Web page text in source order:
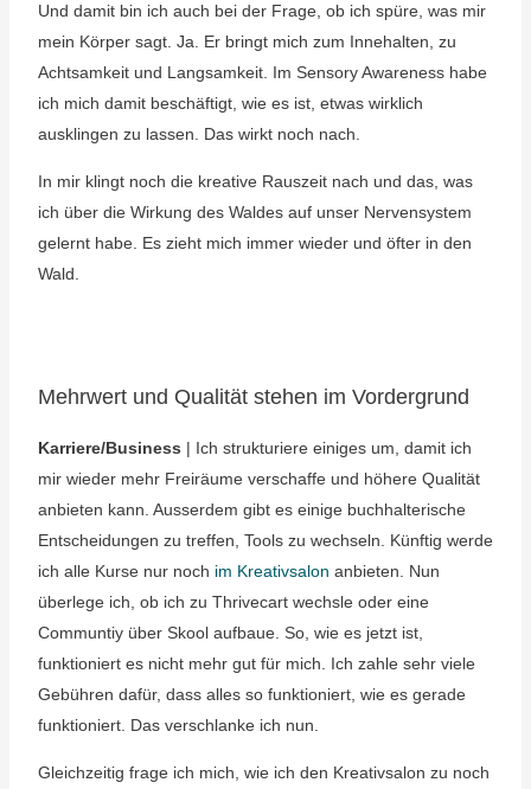
Und damit bin ich auch bei der Frage, ob ich spüre, was mir
mein Körper sagt. Ja. Er bringt mich zum Innehalten, zu
Achtsamkeit und Langsamkeit. Im Sensory Awareness habe
ich mich damit beschäftigt, wie es ist, etwas wirklich
ausklingen zu lassen. Das wirkt noch nach.
In mir klingt noch die kreative Rauszeit nach und das, was
ich über die Wirkung des Waldes auf unser Nervensystem
gelernt habe. Es zieht mich immer wieder und öfter in den
Wald.
Mehrwert und Qualität stehen im Vordergrund
Karriere/Business | Ich strukturiere einiges um, damit ich
mir wieder mehr Freiräume verschaffe und höhere Qualität
anbieten kann. Ausserdem gibt es einige buchhalterische
Entscheidungen zu treffen, Tools zu wechseln. Künftig werde
ich alle Kurse nur noch im Kreativsalon anbieten. Nun
überlege ich, ob ich zu Thrivecart wechsle oder eine
Communtiy über Skool aufbaue. So, wie es jetzt ist,
funktioniert es nicht mehr gut für mich. Ich zahle sehr viele
Gebühren dafür, dass alles so funktioniert, wie es gerade
funktioniert. Das verschlanke ich nun.
Gleichzeitig frage ich mich, wie ich den Kreativsalon zu noch